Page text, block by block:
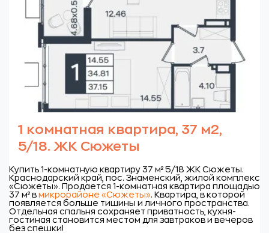
1 комнатная квартира, 37 м2,
5/18. ЖК Сюжеты
Купить 1-комнатную квартиру 37 м² 5/18 ЖК Сюжеты.
Краснодарский край, пос. Знаменский, жилой комплекс
«Сюжеты». Продается 1-комнатная квартира площадью
37 м² в микрорайоне «Сюжеты». Квартира, в которой
появляется больше тишины и личного пространства.
Отдельная спальня сохраняет приватность, кухня-
гостиная становится местом для завтраков и вечеров
без спешки!